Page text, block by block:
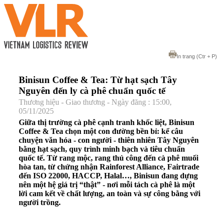
In trang (Ctr + P)
Binisun Coffee & Tea: Từ hạt sạch Tây
Nguyên đến ly cà phê chuẩn quốc tế
Thương hiệu - Giao thương - Ngày đăng : 15:00,
05/11/2025
Giữa thị trường cà phê cạnh tranh khốc liệt, Binisun
Coffee & Tea chọn một con đường bền bỉ: kể câu
chuyện văn hóa - con người - thiên nhiên Tây Nguyên
bằng hạt sạch, quy trình minh bạch và tiêu chuẩn
quốc tế. Từ rang mộc, rang thủ công đến cà phê muối
hòa tan, từ chứng nhận Rainforest Alliance, Fairtrade
đến ISO 22000, HACCP, Halal…, Binisun đang dựng
nên một hệ giá trị “thật” - nơi mỗi tách cà phê là một
lời cam kết về chất lượng, an toàn và sự công bằng với
người trồng.